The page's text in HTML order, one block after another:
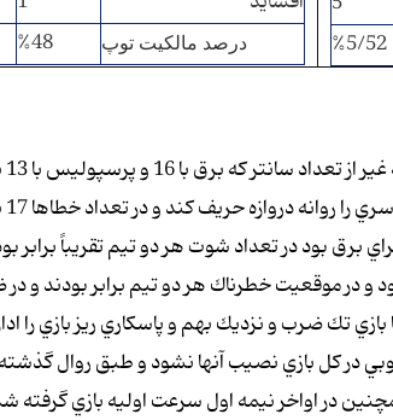
%48 درصد مالكيت توپ
%5/52
برق بود در لو دادن توپ 25 براي پرسپوليس و 18 براي برق بود در تعداد شوت هر دو
از برق بود و در موقعيت خطرناك هر دو تيم برابر
تك ضرب و نزديك بهم و پاسكاري ريز بازي را
در كل بازي نصيب آنها نشود و طبق روال
در اواخر نيمه اول سرعت اوليه بازي